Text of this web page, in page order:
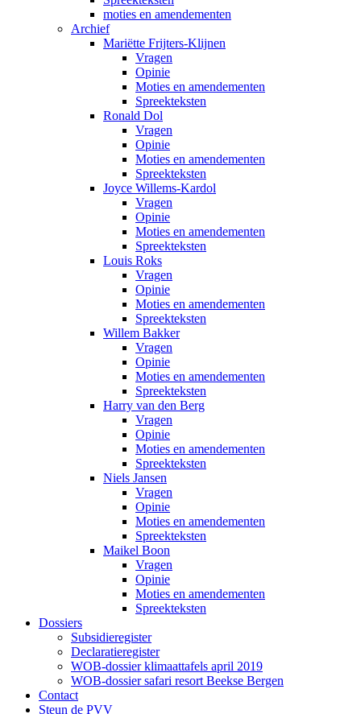
moties en amendementen
Archief
Mariëtte Frijters-Klijnen
Vragen
Opinie
Moties en amendementen
Spreekteksten
Ronald Dol
Vragen
Opinie
Moties en amendementen
Spreekteksten
Joyce Willems-Kardol
Vragen
Opinie
Moties en amendementen
Spreekteksten
Louis Roks
Vragen
Opinie
Moties en amendementen
Spreekteksten
Willem Bakker
Vragen
Opinie
Moties en amendementen
Spreekteksten
Harry van den Berg
Vragen
Opinie
Moties en amendementen
Spreekteksten
Niels Jansen
Vragen
Opinie
Moties en amendementen
Spreekteksten
Maikel Boon
Vragen
Opinie
Moties en amendementen
Spreekteksten
Dossiers
Subsidieregister
Declaratieregister
WOB-dossier klimaattafels april 2019
WOB-dossier safari resort Beekse Bergen
Contact
Steun de PVV